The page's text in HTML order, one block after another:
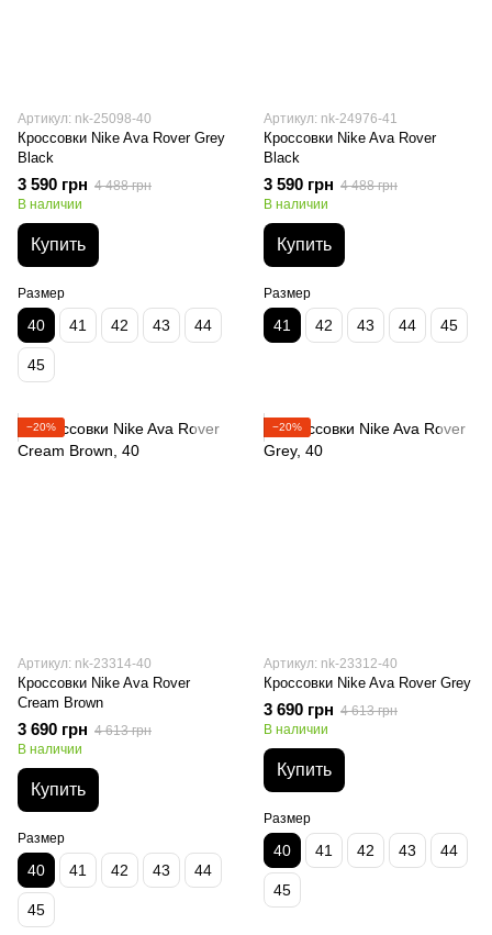
Артикул: nk-25098-40
Кроссовки Nike Ava Rover Grey
Black
3 590 грн 4 488 грн
В наличии
Купить
Размер
40 41 42 43 44
45
Артикул: nk-24976-41
Кроссовки Nike Ava Rover
Black
3 590 грн 4 488 грн
В наличии
Купить
Размер
41 42 43 44 45
−20%
Артикул: nk-23314-40
Кроссовки Nike Ava Rover
Cream Brown
3 690 грн 4 613 грн
В наличии
Купить
Размер
40 41 42 43 44
45
−20%
Артикул: nk-23312-40
Кроссовки Nike Ava Rover Grey
3 690 грн 4 613 грн
В наличии
Купить
Размер
40 41 42 43 44
45